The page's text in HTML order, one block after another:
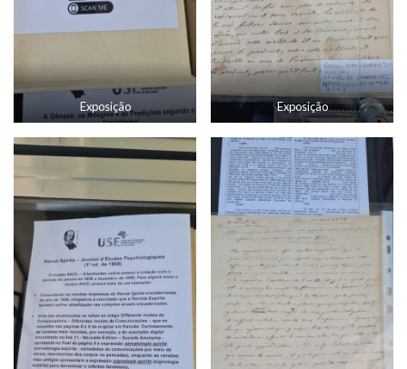
Exposição Exposição